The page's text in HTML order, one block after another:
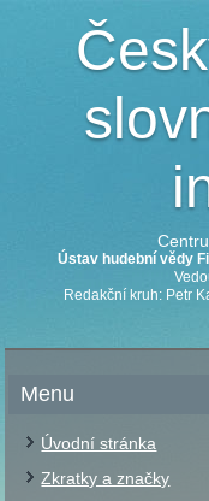
Ústav hudební vědy
Redakční kruh: Petr
Menu
Úvodní stránka
Zkratky a značky